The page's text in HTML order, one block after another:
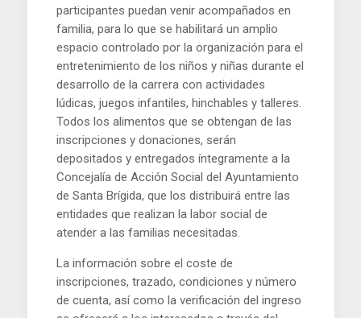
participantes puedan venir acompañados en
familia, para lo que se habilitará un amplio
espacio controlado por la organización para el
entretenimiento de los niños y niñas durante el
desarrollo de la carrera con actividades
lúdicas, juegos infantiles, hinchables y talleres.
Todos los alimentos que se obtengan de las
inscripciones y donaciones, serán
depositados y entregados íntegramente a la
Concejalía de Acción Social del Ayuntamiento
de Santa Brígida, que los distribuirá entre las
entidades que realizan la labor social de
atender a las familias necesitadas.
La información sobre el coste de
inscripciones, trazado, condiciones y número
de cuenta, así como la verificación del ingreso